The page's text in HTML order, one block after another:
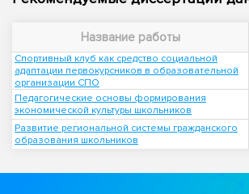
Название работы
Спортивный клуб как средство социальной
адаптации первокурсников в образовательной
организации СПО
Педагогические основы формирования
экономической культуры школьников
Развитие региональной системы гражданского
образования школьников